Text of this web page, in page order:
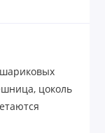
цоколь